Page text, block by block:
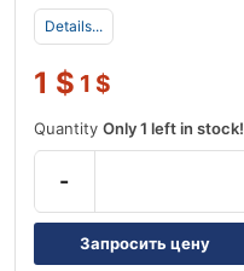
Details...
1 $ 1 $
Quantity Only 1 left in stock!
-
Запросить цену